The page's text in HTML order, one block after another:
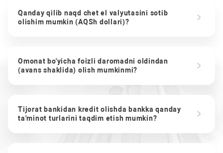
Qanday qilib naqd chet el valyutasini sotib
olishim mumkin (AQSh dollari)?
Omonat bo'yicha foizli daromadni oldindan
(avans shaklida) olish mumkinmi?
Tijorat bankidan kredit olishda bankka qanday
ta'minot turlarini taqdim etish mumkin?